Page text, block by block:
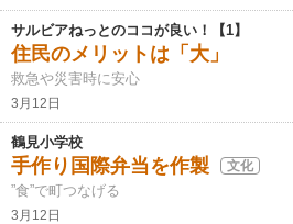
サルビアねっとのココが良い！【1】
住民のメリットは「大」
救急や災害時に安心
3月12日
鶴見小学校
手作り国際弁当を作製 文化
”食”で町つなげる
3月12日